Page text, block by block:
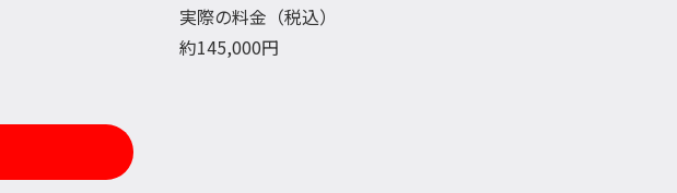
実際の料金（税込）
約145,000円